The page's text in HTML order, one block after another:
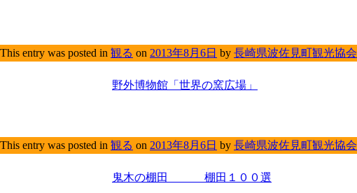
This entry was posted in 観る on 2013年8月6日 by 長崎県波佐見町観光協会
野外博物館「世界の窯広場」
This entry was posted in 観る on 2013年8月6日 by 長崎県波佐見町観光協会
鬼木の棚田 棚田１００選